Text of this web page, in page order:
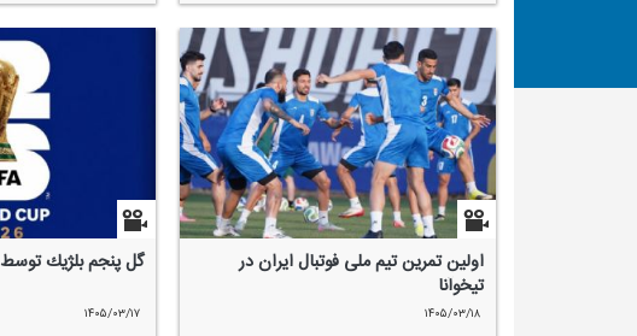
اولین تمرین تیم ملی فوتبال ایران در
تیخوآنا
۱۴۰۵/۰۳/۱۸
گل پنجم بلژیك توسط
۱۴۰۵/۰۳/۱۷